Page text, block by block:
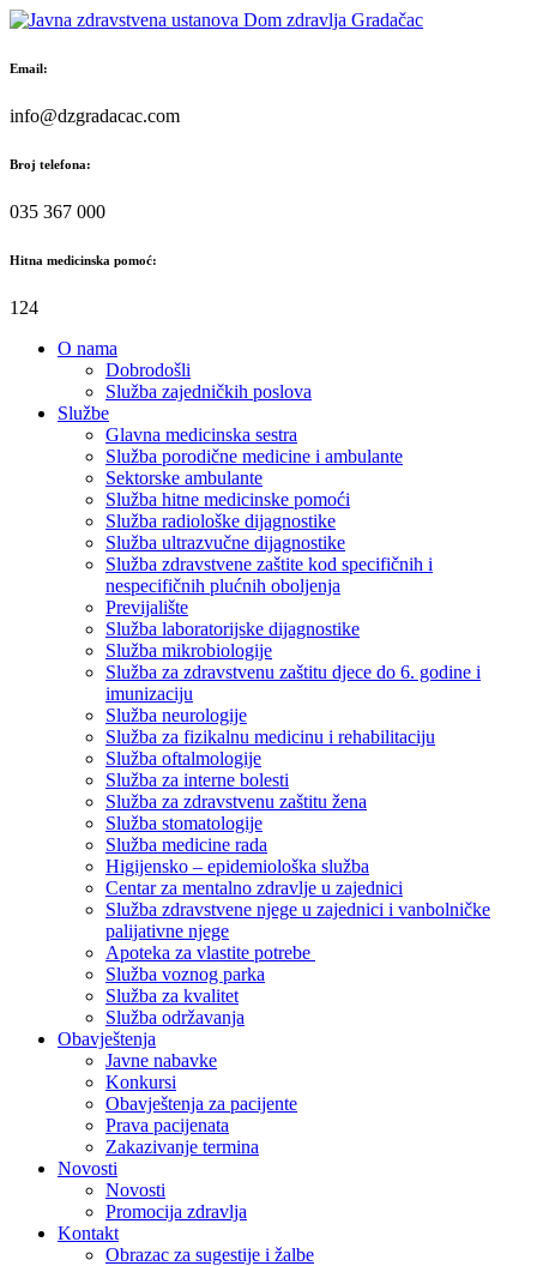
Skip
content
Email:
info@dzgradacac.com
Broj telefona:
035 367 000
Hitna medicinska pomoć:
124
O nama
Dobrodošli
Služba zajedničkih poslova
Službe
Glavna medicinska sestra
Služba porodične medicine i ambulante
Sektorske ambulante
Služba hitne medicinske pomoći
Služba radiološke dijagnostike
Služba ultrazvučne dijagnostike
Služba zdravstvene zaštite kod specifičnih i
nespecifičnih plućnih oboljenja
Previjalište
Služba laboratorijske dijagnostike
Služba mikrobiologije
Služba za zdravstvenu zaštitu djece do 6. godine i
imunizaciju
Služba neurologije
Služba za fizikalnu medicinu i rehabilitaciju
Služba oftalmologije
Služba za interne bolesti
Služba za zdravstvenu zaštitu žena
Služba stomatologije
Služba medicine rada
Higijensko – epidemiološka služba
Centar za mentalno zdravlje u zajednici
Služba zdravstvene njege u zajednici i vanbolničke
palijativne njege
Apoteka za vlastite potrebe
Služba voznog parka
Služba za kvalitet
Služba održavanja
Obavještenja
Javne nabavke
Konkursi
Obavještenja za pacijente
Prava pacijenata
Zakazivanje termina
Novosti
Novosti
Promocija zdravlja
Kontakt
Obrazac za sugestije i žalbe